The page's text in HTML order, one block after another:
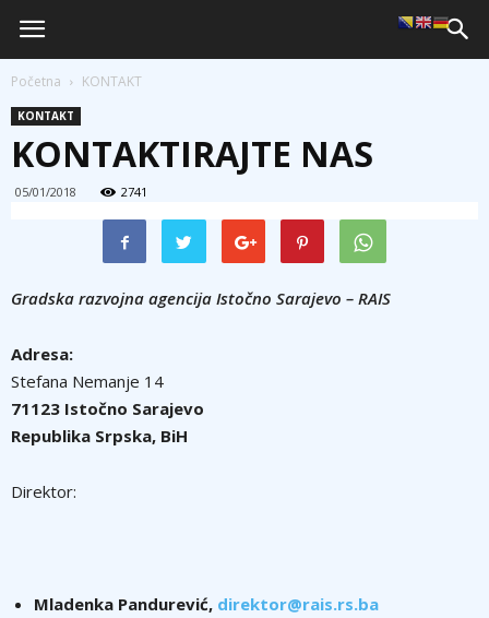
Početna KONTAKT
KONTAKT
KONTAKTIRAJTE NAS
05/01/2018 2741
Gradska razvojna agencija Istočno Sarajevo – RAIS
Adresa:
Stefana Nemanje 14
71123 Istočno Sarajevo
Republika Srpska, BiH
Direktor:
Mladenka Pandurević, direktor@rais.rs.ba